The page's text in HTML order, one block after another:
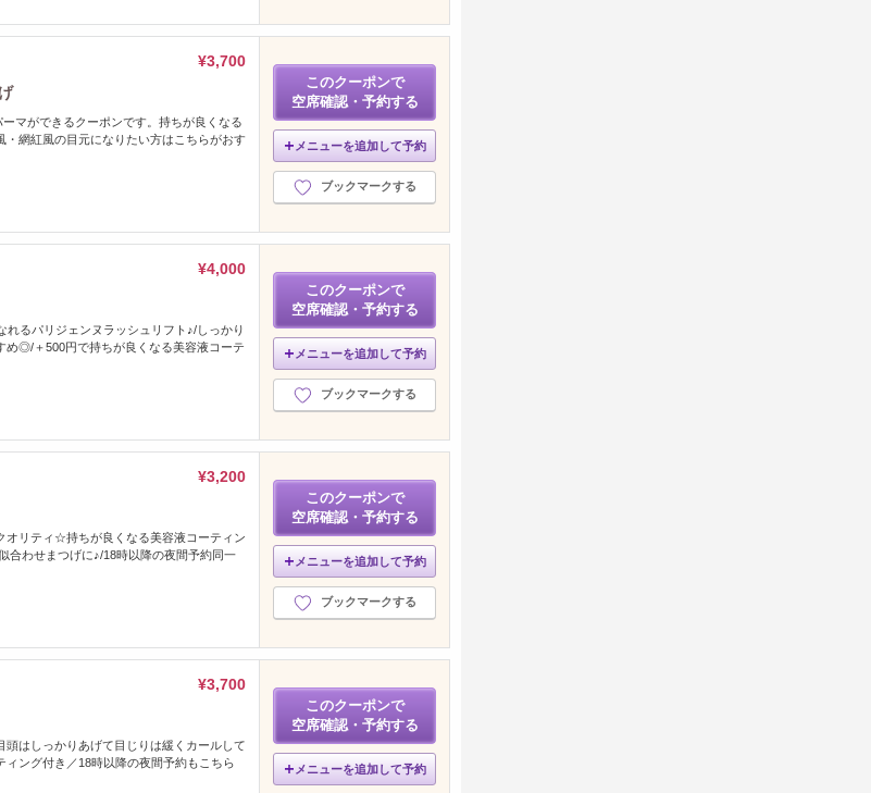
¥3,700
マができるクーポンです。持ちが良くなる
網紅風の目元になりたい方はこちらがおす
このクーポンで
空席確認・予約する
メニューを追加して予約
ブックマークする
¥4,000
るパリジェンヌラッシュリフト♪/しっかり
め◎/＋500円で持ちが良くなる美容液コーテ
このクーポンで
空席確認・予約する
メニューを追加して予約
ブックマークする
¥3,200
オリティ☆持ちが良くなる美容液コーティン
合わせまつげに♪/18時以降の夜間予約同一
このクーポンで
空席確認・予約する
メニューを追加して予約
ブックマークする
¥3,700
はしっかりあげて目じりは緩くカールして
ング付き／18時以降の夜間予約もこちら
このクーポンで
空席確認・予約する
メニューを追加して予約